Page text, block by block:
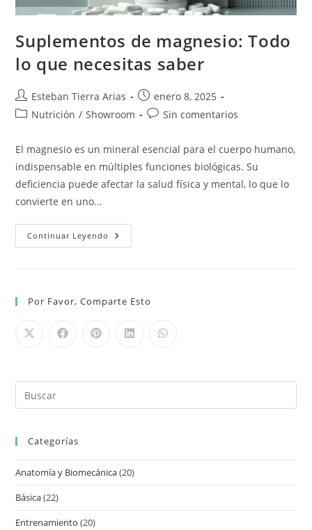
Suplementos de magnesio: Todo
lo que necesitas saber
Autor
de
Esteban Tierra Arias
Publicación
de
enero 8, 2025
Categoría
la
entrada:
Nutrición / Showroom
Comentarios
entrada:
Sin comentarios
El magnesio es un mineral esencial para el cuerpo humano,
indispensable en múltiples funciones biológicas. Su
deficiencia puede afectar la salud física y mental, lo que lo
convierte en uno…
Continuar Leyendo Suplementos
De
Saber
Por Favor, Comparte Esto
Categorías
Anatomía y Biomecánica(20)
Básica(22)
Entrenamiento (20)